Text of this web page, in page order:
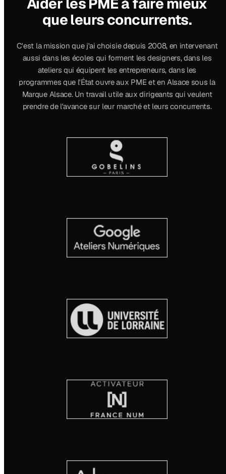
que leurs concurrents.
C'est la mission que j'ai choisie depuis 2008, en intervenant
aussi dans les écoles qui forment les designers, dans les
ateliers qui équipent les entrepreneurs, dans les
programmes que l'État ouvre aux PME et en Alsace sous la
Marque Alsace. Un travail utile aux dirigeants qui veulent
prendre de l'avance sur leur marché et leurs concurrents.